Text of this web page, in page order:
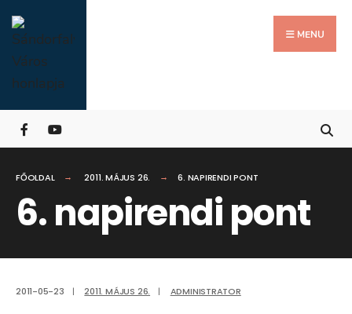
Skip
to
content
MENU
FŐOLDAL 2011. MÁJUS 26. 6. NAPIRENDI PONT
6. napirendi pont
2011-05-23 | 2011. MÁJUS 26. | ADMINISTRATOR
for:
Close